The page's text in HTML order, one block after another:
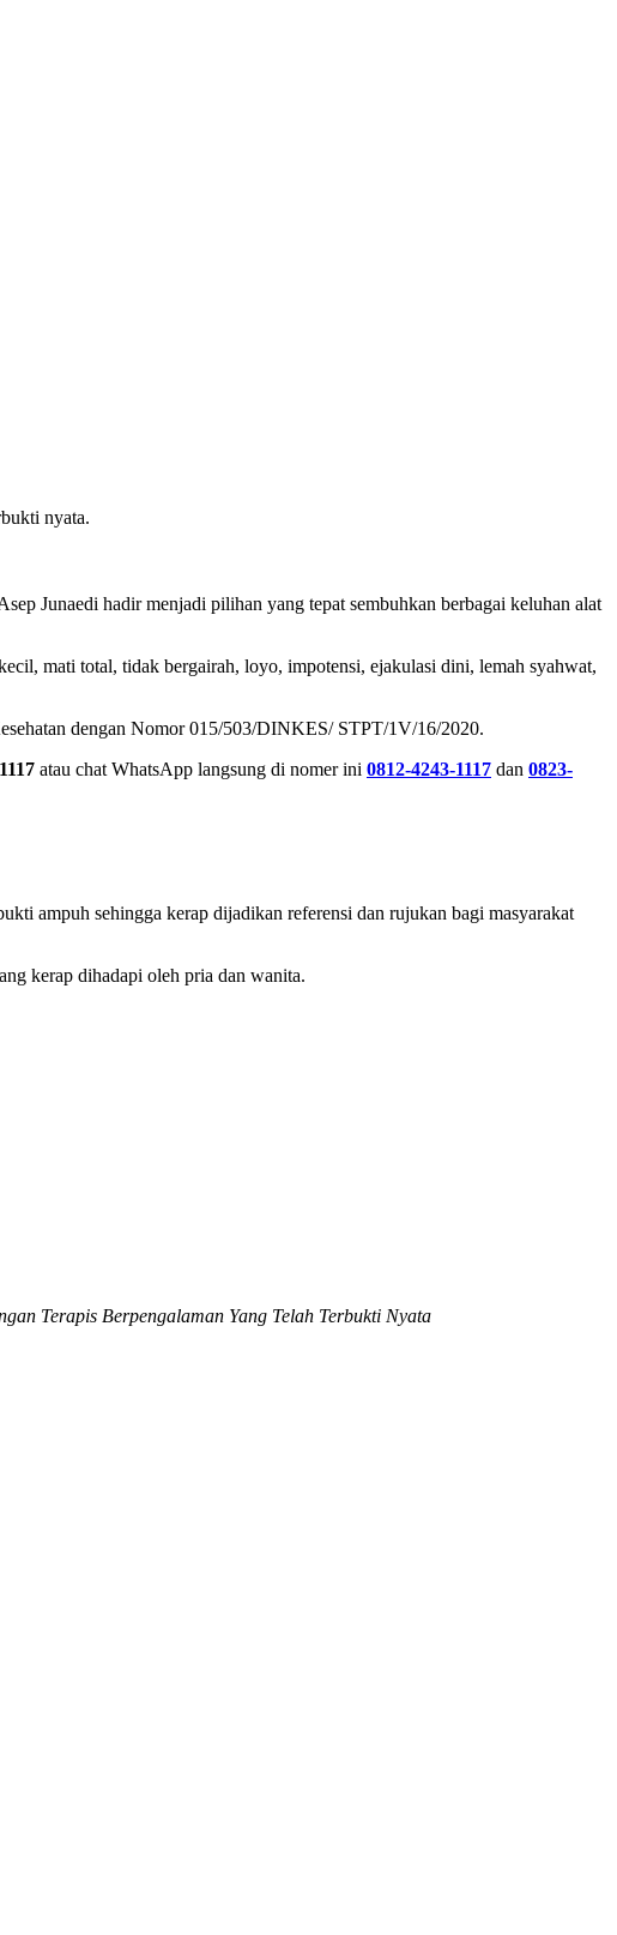
nyata.
Junaedi hadir menjadi pilihan yang tepat sembuhkan berbagai keluhan alat
mati total, tidak bergairah, loyo, impotensi, ejakulasi dini, lemah syahwat,
dengan Nomor 015/503/DINKES/ STPT/1V/16/2020.
atau chat WhatsApp langsung di nomer ini 0812-4243-1117 dan 0823-
ampuh sehingga kerap dijadikan referensi dan rujukan bagi masyarakat
kerap dihadapi oleh pria dan wanita.
Terapis Berpengalaman Yang Telah Terbukti Nyata